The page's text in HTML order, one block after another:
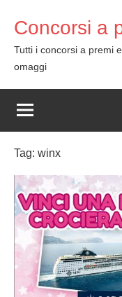
content
Concorsi a
Tutti i concorsi a premi
omaggi
Tag: winx